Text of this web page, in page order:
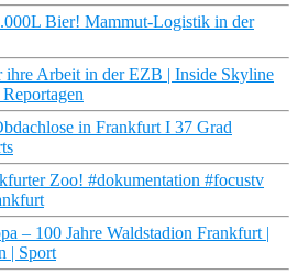
Bier! Mammut-Logistik in der
ihre Arbeit in der EZB | Inside Skyline
in Frankfurt I 37 Grad
Zoo! #dokumentation #focustv
– 100 Jahre Waldstadion Frankfurt |
| Sport